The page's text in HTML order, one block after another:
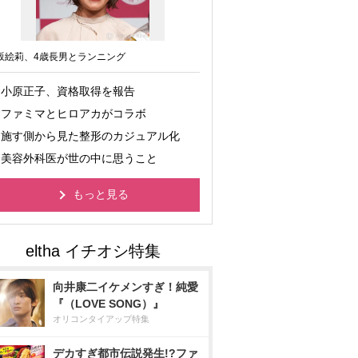
絵莉、4歳長男とランニング
小原正子、資格取得を報告
ファミマとヒロアカがコラボ
施す側から見た整形のカジュアル化
美容外科医が世の中に思うこと
もっと見る
向井康二イケメンすぎ！純愛
『（LOVE SONG）』
オリコンタイアップ特集
デカすぎ都市伝説発生!?ファ